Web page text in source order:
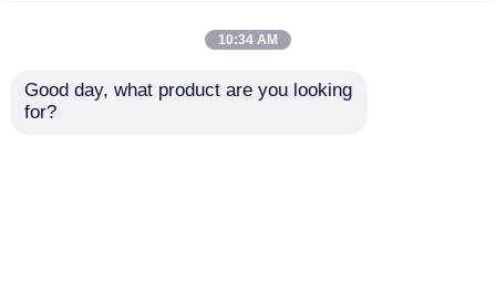
blockiert anerkannte
43% hohe
98mm ISO 13485
10:34 AM
Good day, what product are you looking
for?